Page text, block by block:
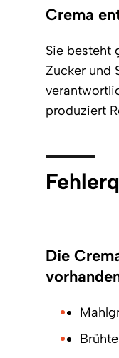
Crema
Sie besteht
Zucker und
produziert
Die